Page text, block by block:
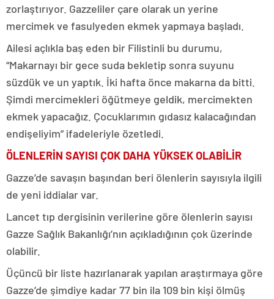
zorlaştırıyor. Gazzeliler çare olarak un yerine
mercimek ve fasulyeden ekmek yapmaya başladı.
Ailesi açlıkla baş eden bir Filistinli bu durumu,
“Makarnayı bir gece suda bekletip sonra suyunu
süzdük ve un yaptık. İki hafta önce makarna da bitti.
Şimdi mercimekleri öğütmeye geldik, mercimekten
ekmek yapacağız. Çocuklarımın gıdasız kalacağından
endişeliyim” ifadeleriyle özetledi.
ÖLENLERİN SAYISI ÇOK DAHA YÜKSEK OLABİLİR
Gazze’de savaşın başından beri ölenlerin sayısıyla ilgili
de yeni iddialar var.
Lancet tıp dergisinin verilerine göre ölenlerin sayısı
Gazze Sağlık Bakanlığı’nın açıkladığının çok üzerinde
olabilir.
Üçüncü bir liste hazırlanarak yapılan araştırmaya göre
Gazze’de şimdiye kadar 77 bin ila 109 bin kişi ölmüş